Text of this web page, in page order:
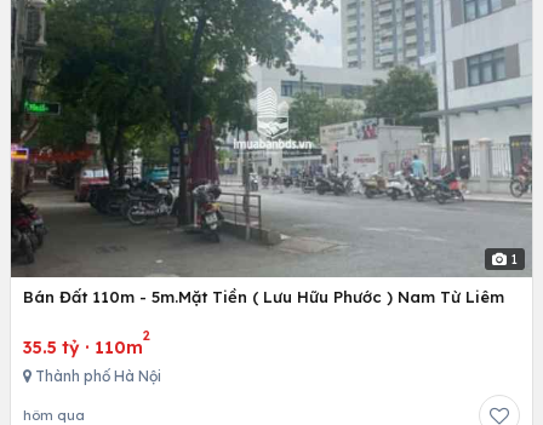
1
Bán Đất 110m - 5m.Mặt Tiền ( Lưu Hữu Phước ) Nam Từ Liêm
35.5 tỷ · 110m
2
Thành phố Hà Nội
hôm qua